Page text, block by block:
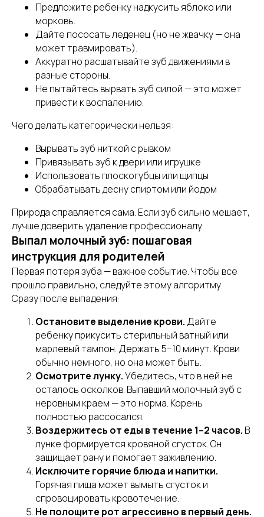
Предложите ребенку надкусить яблоко или
морковь.
Дайте пососать леденец (но не жвачку — она
может травмировать).
Аккуратно расшатывайте зуб движениями в
разные стороны.
Не пытайтесь вырвать зуб силой — это может
привести к воспалению.
Чего делать категорически нельзя:
Вырывать зуб ниткой с рывком
Привязывать зуб к двери или игрушке
Использовать плоскогубцы или щипцы
Обрабатывать десну спиртом или йодом
Природа справляется сама. Если зуб сильно мешает,
лучше доверить удаление профессионалу.
Выпал молочный зуб: пошаговая
инструкция для родителей
Первая потеря зуба — важное событие. Чтобы все
прошло правильно, следуйте этому алгоритму.
Сразу после выпадения:
Остановите выделение крови. Дайте
ребенку прикусить стерильный ватный или
марлевый тампон. Держать 5–10 минут. Крови
обычно немного, но она может быть.
Осмотрите лунку.Убедитесь, что в ней не
осталось осколков. Выпавший молочный зуб с
неровным краем — это норма. Корень
полностью рассосался.
Воздержитесь от еды в течение 1–2 часов. В
лунке формируется кровяной сгусток. Он
защищает рану и помогает заживлению.
Исключите горячие блюда и напитки.
Горячая пища может вымыть сгусток и
спровоцировать кровотечение.
Не полощите рот агрессивно в первый день.